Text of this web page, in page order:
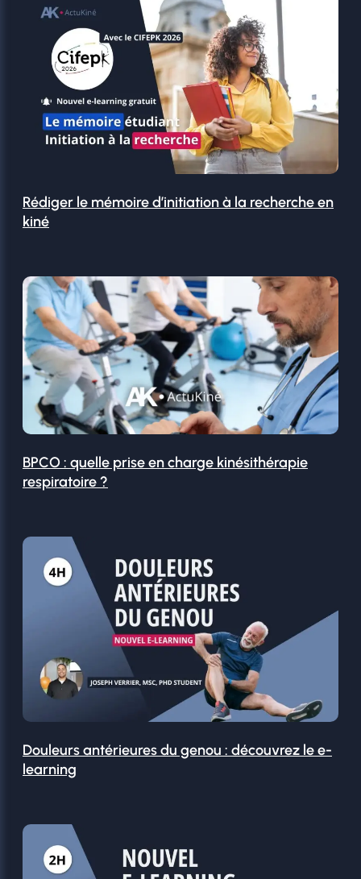
Rédiger le mémoire d’initiation à la recherche en
kiné
BPCO : quelle prise en charge kinésithérapie
respiratoire ?
Douleurs antérieures du genou : découvrez le e-
learning